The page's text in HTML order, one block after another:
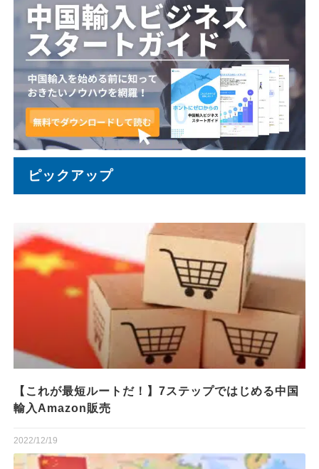
ピックアップ
【これが最短ルートだ！】7ステップではじめる中国
輸入Amazon販売
2022/12/19